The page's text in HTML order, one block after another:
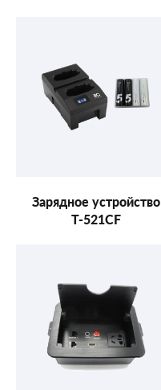
Зарядное устройство
Т-521CF